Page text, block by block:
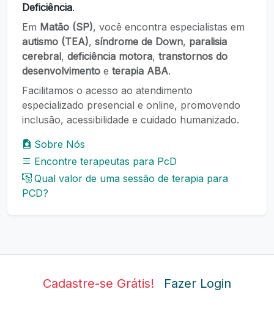
Deficiência.
Em Matão (SP), você encontra especialistas em
autismo (TEA), síndrome de Down, paralisia
cerebral, deficiência motora, transtornos do
desenvolvimento e terapia ABA.
Facilitamos o acesso ao atendimento
especializado presencial e online, promovendo
inclusão, acessibilidade e cuidado humanizado.
Sobre Nós
Encontre terapeutas para PcD
Qual valor de uma sessão de terapia para
PCD?
Cadastre-se Grátis! Fazer Login